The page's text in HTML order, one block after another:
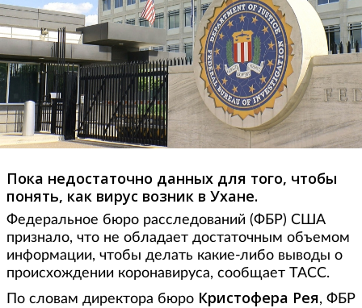
Пока недостаточно данных для того, чтобы
понять, как вирус возник в Ухане.
Федеральное бюро расследований (ФБР) США
признало, что не обладает достаточным объемом
информации, чтобы делать какие-либо выводы о
происхождении коронавируса, сообщает ТАСС.
По словам директора бюро Кристофера Рея, ФБР